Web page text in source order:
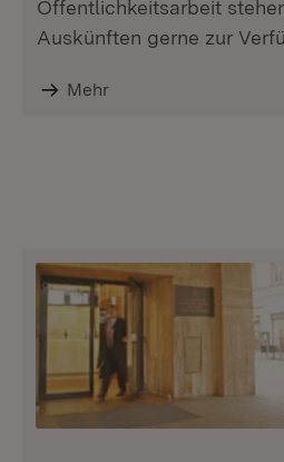
Öffentlichkeitsarbeit
Auskünften gerne zur
Mehr